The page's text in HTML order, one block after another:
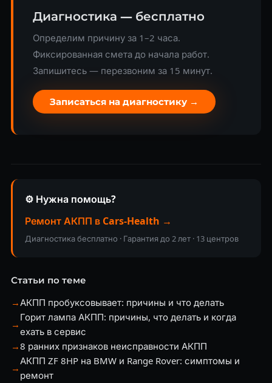
Диагностика — бесплатно
Определим причину за 1–2 часа.
Фиксированная смета до начала работ.
Запишитесь — перезвоним за 15 минут.
Записаться на диагностику →
⚙️ Нужна помощь?
Ремонт АКПП в Cars-Health →
Диагностика бесплатно · Гарантия до 2 лет · 13 центров
Статьи по теме
→АКПП пробуксовывает: причины и что делать
→
Горит лампа АКПП: причины, что делать и когда
ехать в сервис
→8 ранних признаков неисправности АКПП
→
АКПП ZF 8HP на BMW и Range Rover: симптомы и
ремонт